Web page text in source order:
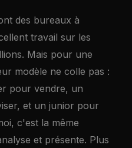
des bureaux à
travail sur les
Mais pour une
modèle ne colle pas :
pour vendre, un
et un junior pour
c'est la même
et présente. Plus